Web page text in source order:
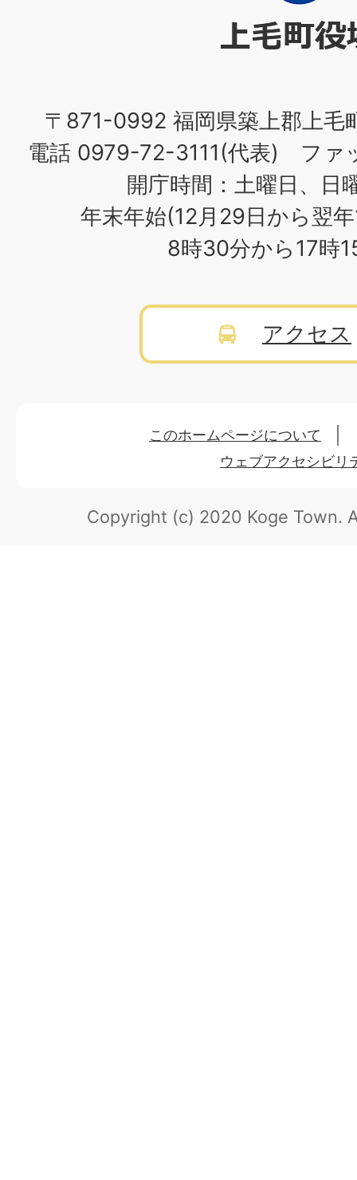
〒871-0992 福岡県築上郡上毛
電話 0979-72-3111(代表) ファ
開庁時間：土曜日、日
年末年始(12月29日から翌
8時30分から17時
アクセス
このホームページについて
ウェブアクセシビリ
Copyright (c) 2020 Koge Town.